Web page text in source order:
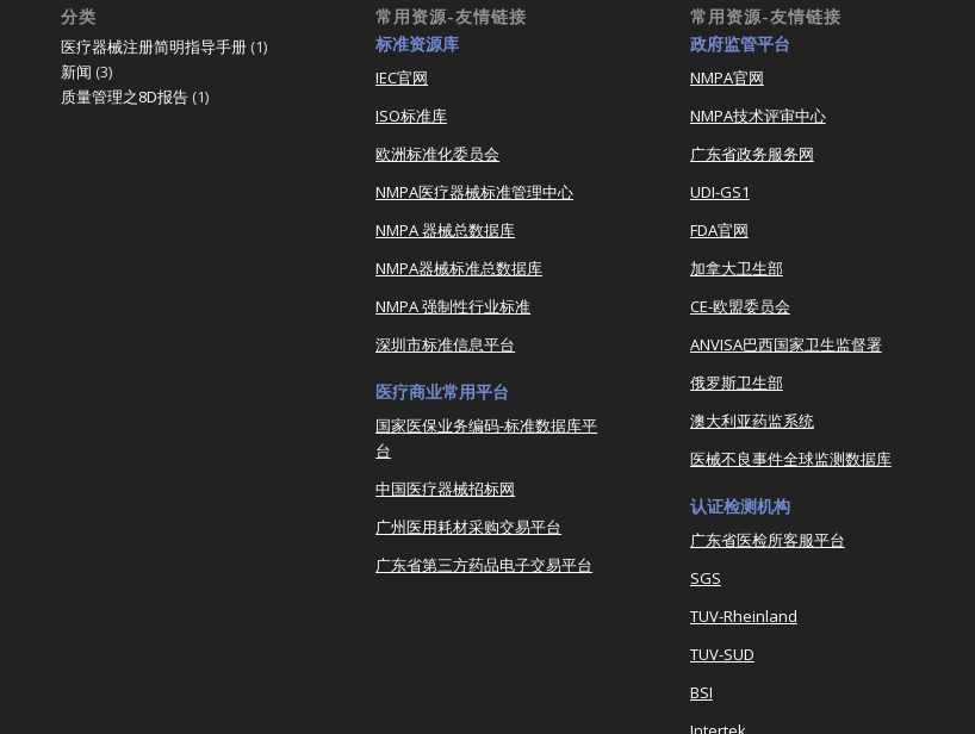
分类
医疗器械注册简明指导手册 (1)
新闻 (3)
质量管理之8D报告 (1)
常用资源-友情链接
标准资源库
IEC官网
ISO标准库
欧洲标准化委员会
NMPA医疗器械标准管理中心
NMPA 器械总数据库
NMPA器械标准总数据库
NMPA 强制性行业标准
深圳市标准信息平台
医疗商业常用平台
国家医保业务编码-标准数据库平
台
中国医疗器械招标网
广州医用耗材采购交易平台
广东省第三方药品电子交易平台
常用资源-友情链接
政府监管平台
NMPA官网
NMPA技术评审中心
广东省政务服务网
UDI-GS1
FDA官网
加拿大卫生部
CE-欧盟委员会
ANVISA巴西国家卫生监督署
俄罗斯卫生部
澳大利亚药监系统
医械不良事件全球监测数据库
认证检测机构
广东省医检所客服平台
SGS
TUV-Rheinland
TUV-SUD
BSI